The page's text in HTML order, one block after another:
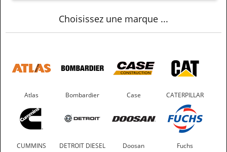
Choisissez une marque ...
Atlas Bombardier Case CATERPILLAR
CUMMINS DETROIT DIESEL Doosan Fuchs